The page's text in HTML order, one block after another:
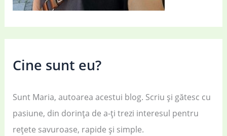
Cine sunt eu?
Sunt Maria, autoarea acestui blog. Scriu și gătesc cu
pasiune, din dorința de a-ți trezi interesul pentru
rețete savuroase, rapide și simple.